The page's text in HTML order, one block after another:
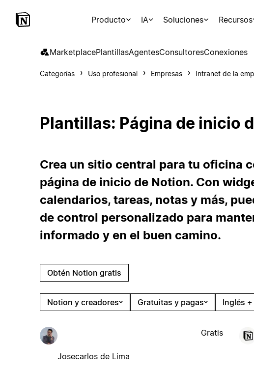
Producto IA Soluciones Recursos
MarketplacePlantillasAgentesConsultoresConexiones
Categorías Uso profesional Empresas Intranet de la
Plantillas: Página de inicio
Crea un sitio central para tu oficina
página de inicio de Notion. Con
calendarios, tareas, notas y más,
de control personalizado para
informado y en el buen camino.
Obtén Notion gratis
Notion y creadores Gratuitas y pagas Inglés
Josecarlos de Lima
Gratis